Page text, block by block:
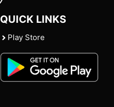
QUICK LINKS
Play Store